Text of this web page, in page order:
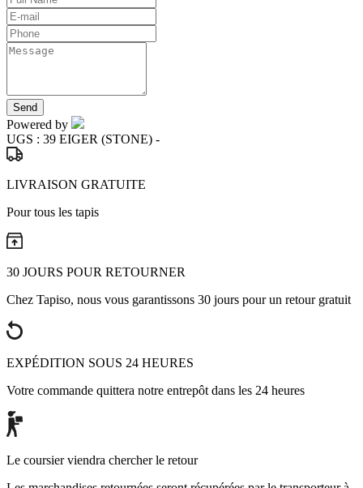
Send
Powered by
UGS : 39 EIGER (STONE) -
LIVRAISON GRATUITE
Pour tous les tapis
30 JOURS POUR RETOURNER
Chez Tapiso, nous vous garantissons 30 jours pour un retour gratuit
EXPÉDITION SOUS 24 HEURES
Votre commande quittera notre entrepôt dans les 24 heures
Le coursier viendra chercher le retour